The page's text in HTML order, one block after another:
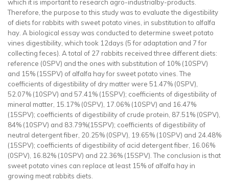
which it is important to research agro-industrialby-products.
Therefore, the purpose to this study was to evaluate the digestibility
of diets for rabbits with sweet potato vines, in substitution to alfalfa
hay. A biological essay was conducted to determine sweet potato
vines digestibility, which took 12days (5 for adaptation and 7 for
collecting feces). A total of 27 rabbits received three different diets:
reference (0SPV) and the ones with substitution of 10% (10SPV)
and 15% (15SPV) of alfalfa hay for sweet potato vines. The
coefficients of digestibility of dry matter were 51.47% (0SPV),
52.07% (10SPV) and 57.41% (15SPV); coefficients of digestibility of
mineral matter, 15.17% (0SPV), 17.06% (10SPV) and 16.47%
(15SPV); coefficients of digestibility of crude protein, 87.51% (0SPV),
84% (10SPV) and 83.79%(15SPV); coefficients of digestibility of
neutral detergent fiber, 20.25% (0SPV), 19.65% (10SPV) and 24.48%
(15SPV); coefficients of digestibility of acid detergent fiber, 16.06%
(0SPV), 16.82% (10SPV) and 22.36% (15SPV). The conclusion is that
sweet potato vines can replace at least 15% of alfalfa hay in
growing meat rabbits diets.